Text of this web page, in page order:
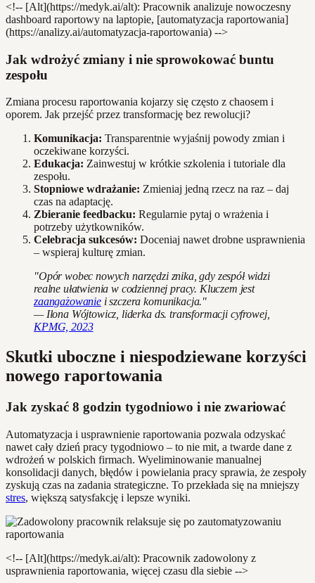
<!-- [Alt](https://medyk.ai/alt): Pracownik analizuje nowoczesny
dashboard raportowy na laptopie, [automatyzacja raportowania]
(https://analizy.ai/automatyzacja-raportowania) -->
Jak wdrożyć zmiany i nie sprowokować buntu
zespołu
Zmiana procesu raportowania kojarzy się często z chaosem i
oporem. Jak przejść przez transformację bez rewolucji?
Komunikacja: Transparentnie wyjaśnij powody zmian i
oczekiwane korzyści.
Edukacja: Zainwestuj w krótkie szkolenia i tutoriale dla
zespołu.
Stopniowe wdrażanie: Zmieniaj jedną rzecz na raz – daj
czas na adaptację.
Zbieranie feedbacku: Regularnie pytaj o wrażenia i
potrzeby użytkowników.
Celebracja sukcesów: Doceniaj nawet drobne usprawnienia
– wspieraj kulturę zmian.
"Opór wobec nowych narzędzi znika, gdy zespół widzi
realne ułatwienia w codziennej pracy. Kluczem jest
zaangażowaniei szczera komunikacja."
— Ilona Wójtowicz, liderka ds. transformacji cyfrowej,
KPMG, 2023
Skutki uboczne i niespodziewane korzyści
nowego raportowania
Jak zyskać 8 godzin tygodniowo i nie zwariować
Automatyzacja i usprawnienie raportowania pozwala odzyskać
nawet cały dzień pracy tygodniowo – to nie mit, a twarde dane z
wdrożeń w polskich firmach. Wyeliminowanie manualnej
konsolidacji danych, błędów i powielania pracy sprawia, że zespoły
zyskują czas na zadania strategiczne. To przekłada się na mniejszy
stres, większą satysfakcję i lepsze wyniki.
<!-- [Alt](https://medyk.ai/alt): Pracownik zadowolony z
usprawnienia raportowania, więcej czasu dla siebie -->